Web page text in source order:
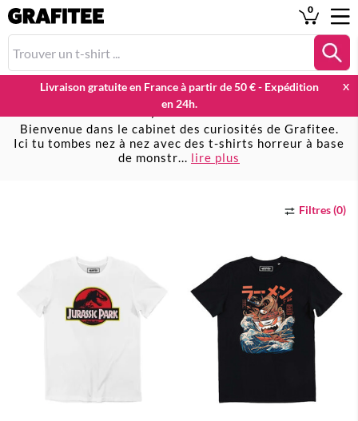
Livraison gratuite en France à partir de 50 € - Expédition
en 24h.
X
0
T-shirts Horreur, Monstres & Créatures
Bienvenue dans le cabinet des curiosités de Grafitee.
Ici tu tombes nez à nez avec des t-shirts horreur à base
de monstr... lire plus
Filtres (0)